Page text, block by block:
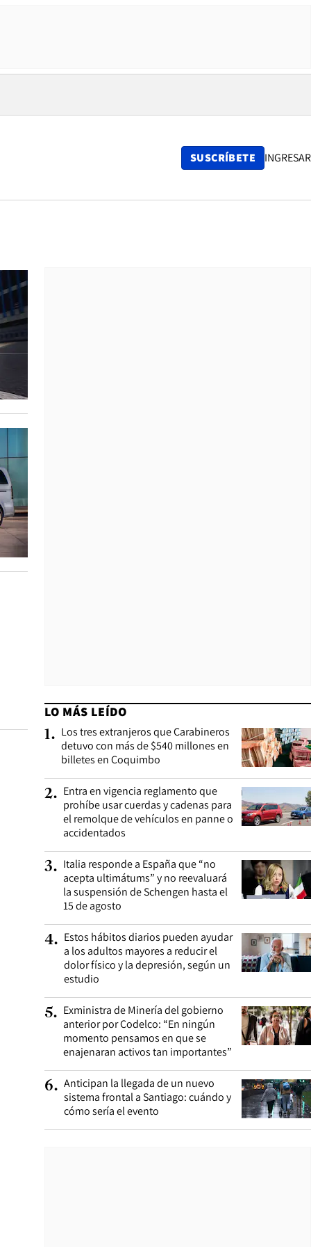
SUSCRÍBETE INGRESAR
LO MÁS LEÍDO
1. Los tres extranjeros que Carabineros
detuvo con más de $540 millones en
billetes en Coquimbo
2. Entra en vigencia reglamento que
prohíbe usar cuerdas y cadenas para
el remolque de vehículos en panne o
accidentados
3. Italia responde a España que “no
acepta ultimátums” y no reevaluará
la suspensión de Schengen hasta el
15 de agosto
4. Estos hábitos diarios pueden ayudar
a los adultos mayores a reducir el
dolor físico y la depresión, según un
estudio
5. Exministra de Minería del gobierno
anterior por Codelco: “En ningún
momento pensamos en que se
enajenaran activos tan importantes”
6. Anticipan la llegada de un nuevo
sistema frontal a Santiago: cuándo y
cómo sería el evento